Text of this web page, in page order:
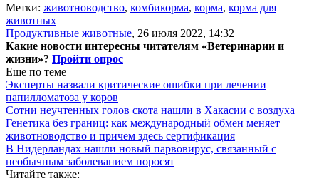
Метки: животноводство, комбикорма, корма, корма для
животных
Продуктивные животные, 26 июля 2022, 14:32
Какие новости интересны читателям «Ветеринарии и
жизни»? Пройти опрос
Еще по теме
Эксперты назвали критические ошибки при лечении
папилломатоза у коров
Сотни неучтенных голов скота нашли в Хакасии с воздуха
Генетика без границ: как международный обмен меняет
животноводство и причем здесь сертификация
В Нидерландах нашли новый парвовирус, связанный с
необычным заболеванием поросят
Читайте также: